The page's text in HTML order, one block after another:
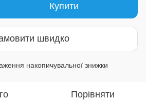
Купити
швидко
накопичувальної знижки
Порівняти